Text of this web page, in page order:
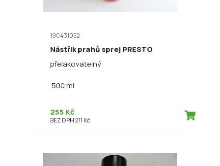
190431052
Nástřik prahů sprej PRESTO
přelakovatelný
500 ml
255 Kč
BEZ DPH 211 Kč